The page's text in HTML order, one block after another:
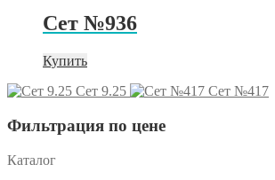
Сет №936
Купить
Сет 9.25
Сет №417
Фильтрация по цене
Каталог